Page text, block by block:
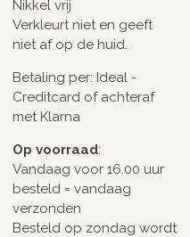
Nikkel vrij
Verkleurt niet en geeft
niet af op de huid.
Betaling per: Ideal -
Creditcard of achteraf
met Klarna
Op voorraad:
Vandaag voor 16.00 uur
besteld = vandaag
verzonden
Besteld op zondag wordt